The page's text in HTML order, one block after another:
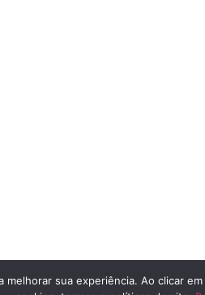
melhorar sua experiência. Ao clicar